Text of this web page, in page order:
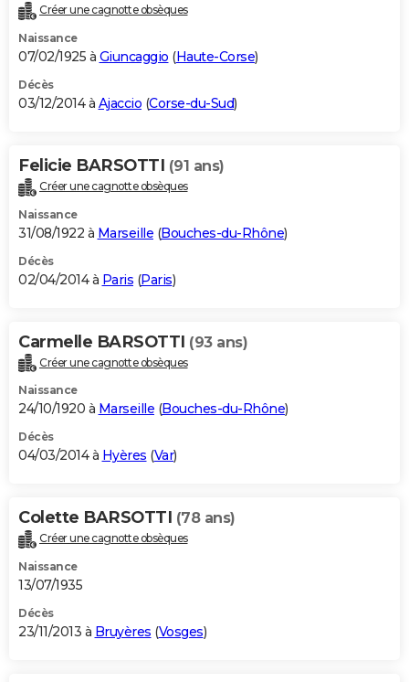
Créer une cagnotte obsèques
Naissance
07/02/1925 à Giuncaggio (Haute-Corse)
Décès
03/12/2014 à Ajaccio (Corse-du-Sud)
Felicie BARSOTTI (91 ans)
Créer une cagnotte obsèques
Naissance
31/08/1922 à Marseille (Bouches-du-Rhône)
Décès
02/04/2014 à Paris (Paris)
Carmelle BARSOTTI (93 ans)
Créer une cagnotte obsèques
Naissance
24/10/1920 à Marseille (Bouches-du-Rhône)
Décès
04/03/2014 à Hyères (Var)
Colette BARSOTTI (78 ans)
Créer une cagnotte obsèques
Naissance
13/07/1935
Décès
23/11/2013 à Bruyères (Vosges)